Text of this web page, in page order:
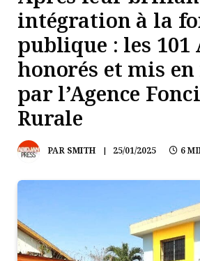
intégration à la
publique : les 101
honorés et mis
par l’Agence
Rurale
PAR SMITH 25/01/2025 6